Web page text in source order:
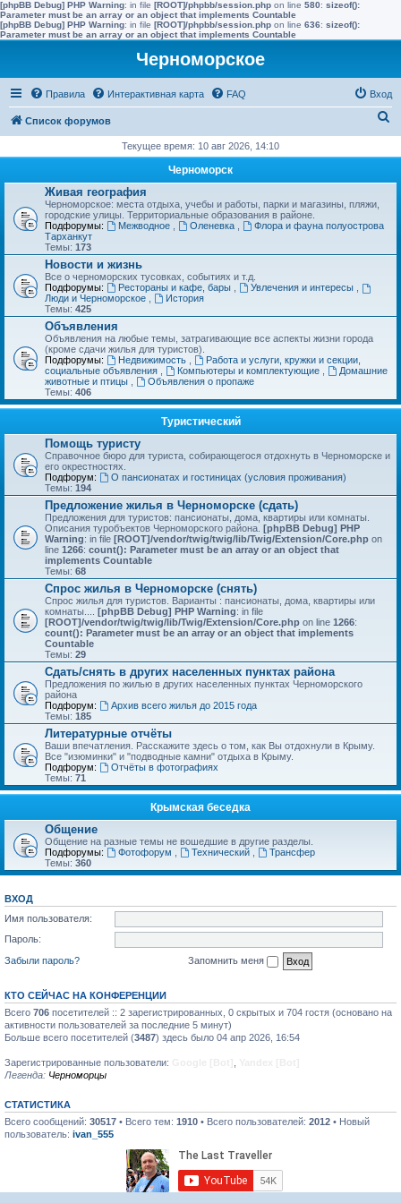
[phpBB Debug] PHP Warning: in file [ROOT]/phpbb/session.php on line 580: sizeof():
Parameter must be an array or an object that implements Countable
[phpBB Debug] PHP Warning: in file [ROOT]/phpbb/session.php on line 636: sizeof():
Parameter must be an array or an object that implements Countable
Черноморское
Правила Интерактивная карта FAQ Вход
Список форумов
с
Текущее время: 10 авг 2026, 14:10
Черноморск
Живая география
Черноморское: места отдыха, учебы и работы, парки и магазины, пляжи,
городские улицы. Территориальные образования в районе.
Подфорумы:
Межводное Оленевка
Флора и фауна полуострова
Тарханкут
Темы: 173
Новости и жизнь
Все о черноморских тусовках, событиях и т.д.
Подфорумы:
Рестораны и кафе, бары Увлечения и интересы
Люди и Черноморское
История
Темы: 425
Объявления
Объявления на любые темы, затрагивающие все аспекты жизни города
(кроме сдачи жилья для туристов).
Подфорумы:
Недвижимость
Работа и услуги, кружки и секции,
социальные объявления
Компьютеры и комплектующие
Домашние
животные и птицы
Объявления о пропаже
Темы: 406
Туристический
Помощь туристу
Справочное бюро для туриста, собирающегося отдохнуть в Черноморске и
его окрестностях.
Подфорум:
О пансионатах и гостиницах (условия проживания)
Темы: 194
Предложение жилья в Черноморске (сдать)
Предложения для туристов: пансионаты, дома, квартиры или комнаты.
Описания туробъектов Черноморского района. [phpBB Debug] PHP
Warning: in file [ROOT]/vendor/twig/twig/lib/Twig/Extension/Core.php on
line 1266: count(): Parameter must be an array or an object that
implements Countable
Темы: 68
Спрос жилья в Черноморске (снять)
Спрос жилья для туристов. Варианты : пансионаты, дома, квартиры или
комнаты.... [phpBB Debug] PHP Warning: in file
[ROOT]/vendor/twig/twig/lib/Twig/Extension/Core.php on line 1266:
count(): Parameter must be an array or an object that implements
Countable
Темы: 29
Сдать/снять в других населенных пунктах района
Предложения по жилью в других населенных пунктах Черноморского
района
Подфорум:
Архив всего жилья до 2015 года
Темы: 185
Литературные отчёты
Ваши впечатления. Расскажите здесь о том, как Вы отдохнули в Крыму.
Все "изюминки" и "подводные камни" отдыха в Крыму.
Подфорум:
Отчёты в фотографиях
Темы: 71
Крымская беседка
Общение
Общение на разные темы не вошедшие в другие разделы.
Подфорумы:
Фотофорум Технический
Трансфер
Темы: 360
ВХОД
Имя пользователя:
Пароль:
Забыли пароль?
Запомнить меня
КТО СЕЙЧАС НА КОНФЕРЕНЦИИ
Всего 706 посетителей :: 2 зарегистрированных, 0 скрытых и 704 гостя (основано на
активности пользователей за последние 5 минут)
Больше всего посетителей (3487) здесь было 04 апр 2026, 16:54
Зарегистрированные пользователи:
Легенда: Черноморцы
СТАТИСТИКА
Всего сообщений: 30517 • Всего тем: 1910 • Всего пользователей: 2012 • Новый
пользователь: ivan_555